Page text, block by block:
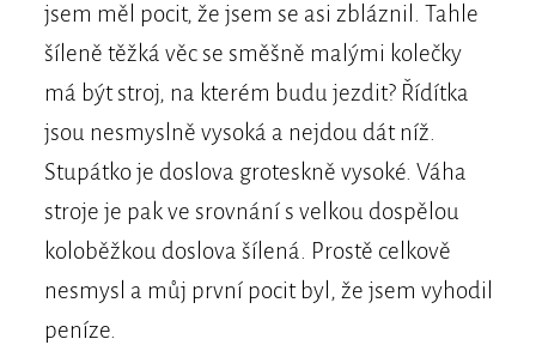
jsem měl pocit, že jsem se asi zbláznil. Tahle
šíleně těžká věc se směšně malými kolečky
má být stroj, na kterém budu jezdit? Řídítka
jsou nesmyslně vysoká a nejdou dát níž.
Stupátko je doslova groteskně vysoké. Váha
stroje je pak ve srovnání s velkou dospělou
koloběžkou doslova šílená. Prostě celkově
nesmysl a můj první pocit byl, že jsem vyhodil
peníze.